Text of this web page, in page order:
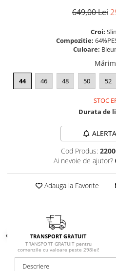
649,00 Lei
Croi:
Compozitie:
Culoare:
44 46 48 50 52
STOC
Durata de
Cod Produs:
Ai nevoie de ajutor?
Adauga la Favorite
TRANSPORT GRATUIT
TRANSPORT GRATUIT pentru
comenzile cu valoare peste 298lei!
Descriere